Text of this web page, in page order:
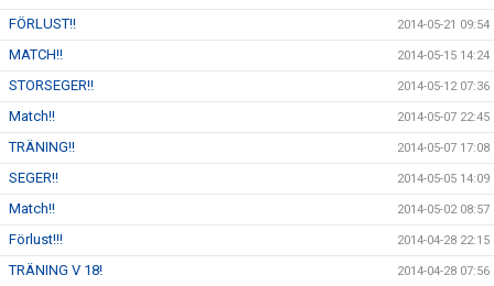
FÖRLUST!! 2014-05-21 09:54
MATCH!! 2014-05-15 14:24
STORSEGER!! 2014-05-12 07:36
Match!! 2014-05-07 22:45
TRÄNING!! 2014-05-07 17:08
SEGER!! 2014-05-05 14:09
Match!! 2014-05-02 08:57
Förlust!!! 2014-04-28 22:15
TRÄNING V 18! 2014-04-28 07:56